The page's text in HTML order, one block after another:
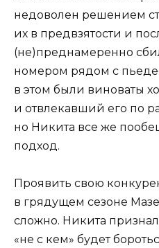
недоволен решением
их в предвзятости и
(не)преднамеренно
номером рядом с
в этом были виноваты
и отвлекавший его по
но Никита все же
подход.
Проявить свою
в грядущем сезоне
сложно. Никита
«не с кем» будет